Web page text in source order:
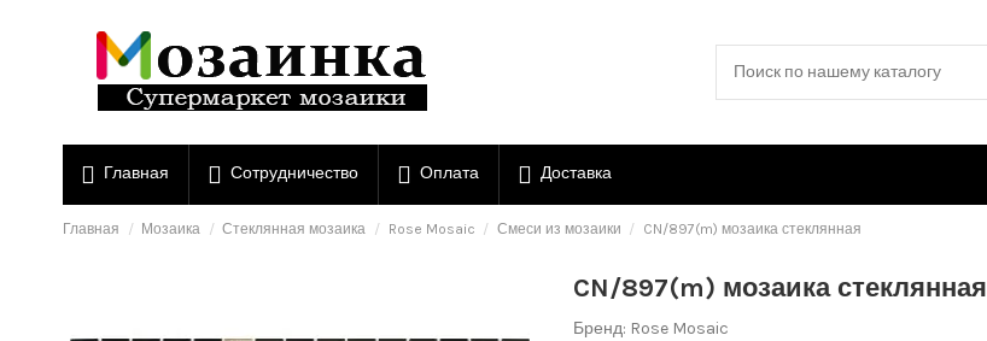
Главная Сотрудничество Оплата Доставка
Главная Мозаика Стеклянная мозаика Rose Mosaic Смеси из мозаики CN/897(m) мозаика стеклянная
CN/897(m) мозаика стеклянная
Бренд: Rose Mosaic